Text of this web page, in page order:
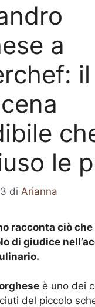
a
il
le
di Arianna
racconta ciò che
di giudice
è uno dei
del piccolo